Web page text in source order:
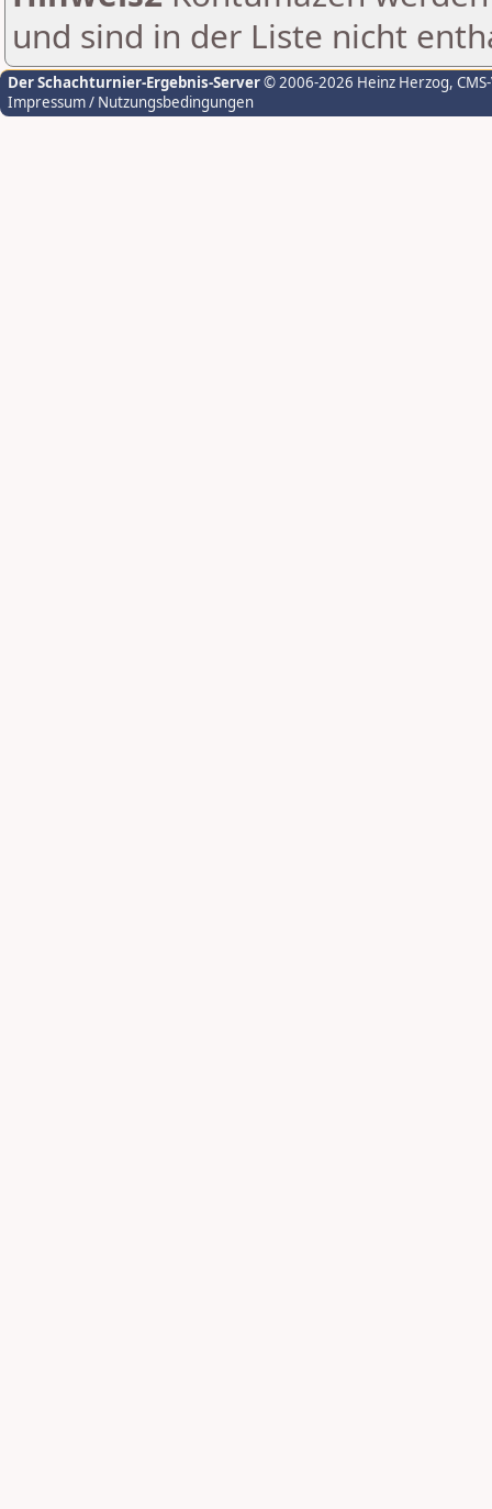
und sind in der Liste nicht
Der Schachturnier-Ergebnis-Server© 2006-2026 Heinz Herzog,
Impressum / Nutzungsbedingungen